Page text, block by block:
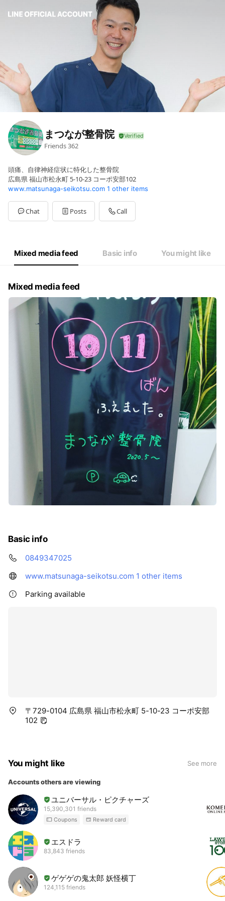
まつなが整骨院
Friends362
頭痛、自律神経症状に特化した整骨院
広島県 福山市松永町 5-10-23 コーポ安部102
www.matsunaga-seikotsu.com 1 other items
Chat Posts Call
Mixed media feed Basic info You might like
Mixed media feed
Basic info
0849347025
www.matsunaga-seikotsu.com 1 other items
Parking available
〒729-0104 広島県 福山市松永町 5-10-23 コーポ安部
102
You might like See more
Accounts others are viewing
ユニバーサル・ピクチャーズ
15,390,301 friends
Coupons Reward card
エスドラ
83,843 friends
ゲゲゲの鬼太郎 妖怪横丁
124,115 friends